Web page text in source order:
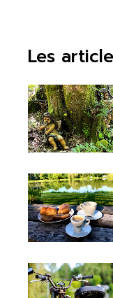
des
Les